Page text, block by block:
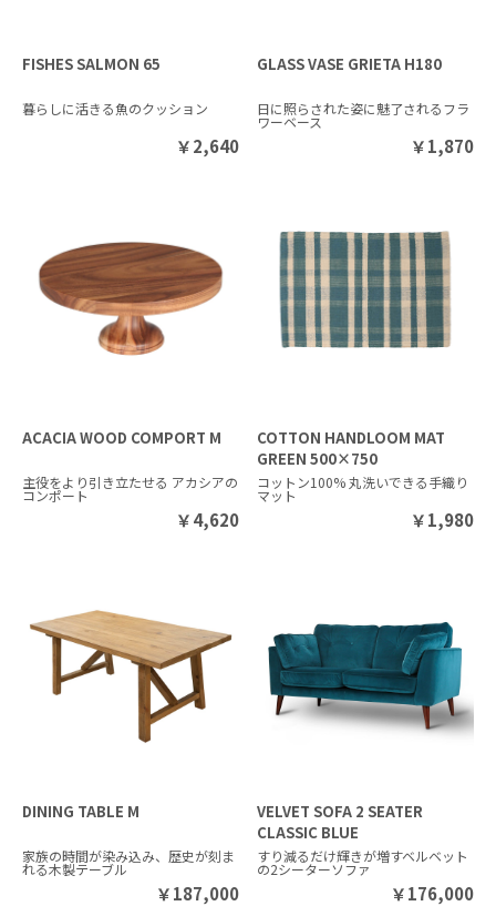
FISHES SALMON 65
暮らしに活きる魚のクッション
￥2,640
GLASS VASE GRIETA H180
日に照らされた姿に魅了されるフラ
ワーベース
￥1,870
ACACIA WOOD COMPORT M
主役をより引き立たせる アカシアの
コンポート
￥4,620
COTTON HANDLOOM MAT
GREEN 500×750
コットン100% 丸洗いできる手織り
マット
￥1,980
DINING TABLE M
家族の時間が染み込み、歴史が刻ま
れる木製テーブル
￥187,000
VELVET SOFA 2 SEATER
CLASSIC BLUE
すり減るだけ輝きが増すベルベット
の2シーターソファ
￥176,000